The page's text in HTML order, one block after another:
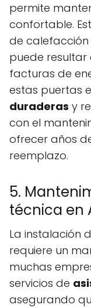
permite
confortable.
de calefacción
puede resultar
facturas de
estas puertas
duraderas y
con el
ofrecer años
reemplazo.
5.
técnica en
La instalación
requiere un
muchas
servicios de
asegurando